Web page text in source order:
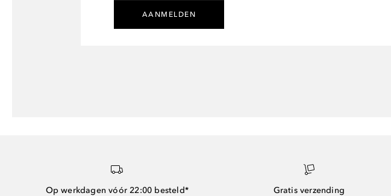
AANMELDEN
Op werkdagen vóór 22:00 besteld*
Gratis verzending